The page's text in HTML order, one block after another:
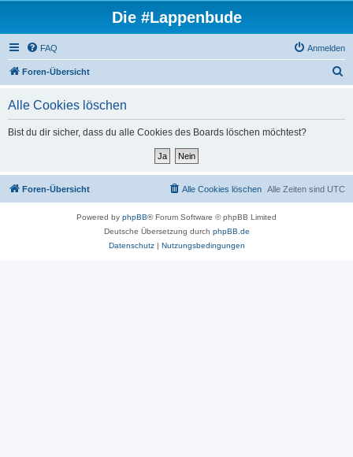
Die #Lappenbude
FAQ Anmelden
Foren-Übersicht
Alle Cookies löschen
Bist du dir sicher, dass du alle Cookies des Boards löschen möchtest?
Foren-Übersicht Alle Zeiten sind UTC
Alle Cookies löschen
Powered by phpBB® Forum Software © phpBB Limited
Deutsche Übersetzung durch phpBB.de
Datenschutz| Nutzungsbedingungen